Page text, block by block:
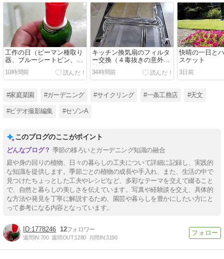
工作の日（ピーマン種取り
器、ブルーシートピン、フ
ライパン）
10時間前
キッチン換気扇のフィルタ
ー交換（４毒抜きの意外な
効果）
34時間前
快晴の一日と
スケット
3日前
#家庭菜園 #ガーデニング #サイクリング #一条工務店 #天文
#ビデオ撮影編集 #セゾンA
このブログのここがポイント
季節の移ろいとガーデニング知識の融合
庭や身の回りの植物、日々の暮らしの工夫について詳細に記録し、実践的
な知識を提供します。季節ごとの植物の成長や手入れ、また、生活の中で
見つけたちょっとした工夫やレシピなど、多彩なテーマを交えて綴ること
で、自然と暮らしの美しさを伝えています。写真や経験談を交え、具体的
な方法や発見を丁寧に解説するため、園芸や暮らしを豊かにしたい方にと
って参考になる内容となっています。
1778246 12
週間IN:700 週間OUT:1280 月間IN:3190